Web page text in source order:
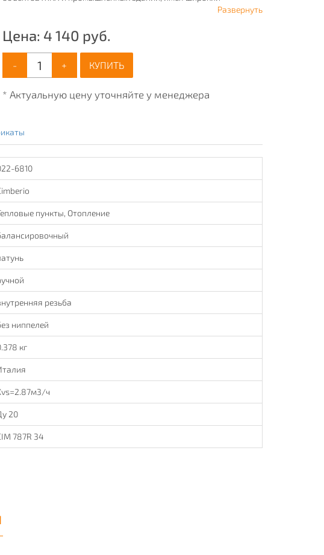
ассортимент продукции для систем: отопления, водоснабжения,
Развернуть
Цена: 4 140 руб.
- + КУПИТЬ
* Актуальную цену уточняйте у менеджера
6810
пункты, Отопление
резьба
ниппелей
кг
ч
20
787R 34